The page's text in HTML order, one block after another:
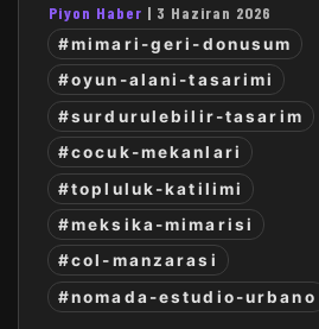
Piyon Haber | 3 Haziran 2026
#mimari-geri-donusum
#oyun-alani-tasarimi
#surdurulebilir-tasarim
#cocuk-mekanlari
#topluluk-katilimi
#meksika-mimarisi
#col-manzarasi
#nomada-estudio-urbano